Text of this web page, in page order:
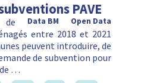
PAVE
Open Data
Data BM
entre 2018 et 2021
peuvent introduire, de
de subvention pour
…